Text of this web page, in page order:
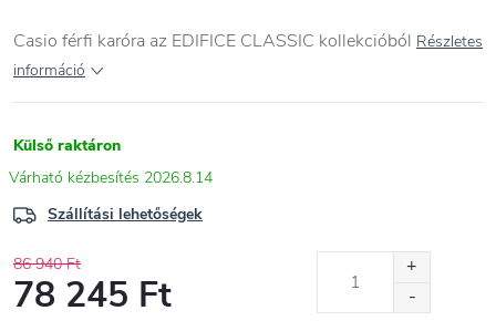
Casio férfi karóra az EDIFICE CLASSIC kollekcióból Részletes
információ
Külső raktáron
2026.8.14
Szállítási lehetőségek
86 940 Ft
78 245 Ft